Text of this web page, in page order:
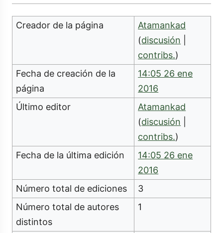
Creador de la página
Atamankad
(discusión
contribs.)
Fecha de creación de la
página
14:05 26 ene
2016
Último editor
Atamankad
(discusión
contribs.)
Fecha de la última edición
14:05 26 ene
2016
Número total de ediciones
3
Número total de autores
distintos
1